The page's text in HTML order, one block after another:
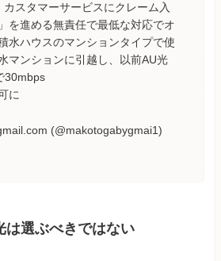
スタマーサービスにクレーム入
を進める無責任で最低な対応でオ
水ハウスのマンションタイプで使
マンションに引越し、以前AU光
30mbps
に
(@makotogabygmai1)
は選ぶべきではない